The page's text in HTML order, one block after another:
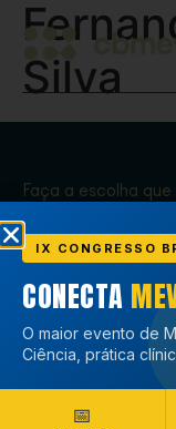
Silva
Faça a escolha que
transforma,
Associe-se
Associe-se
IX CONGRESSO
CONECTA
O maior evento de
Ciência, prática
📅